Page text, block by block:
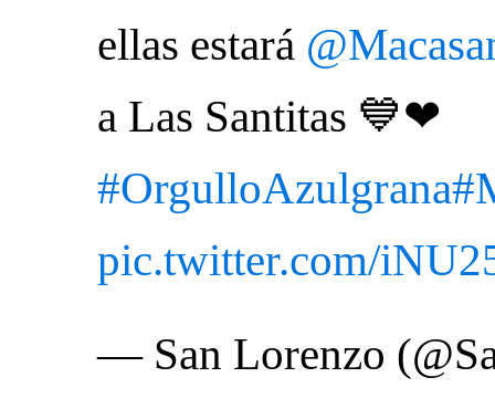
ellas estará
a Las Santitas 💙❤
#OrgulloAzulgrana
pic.twitter.com/
— San Lorenzo